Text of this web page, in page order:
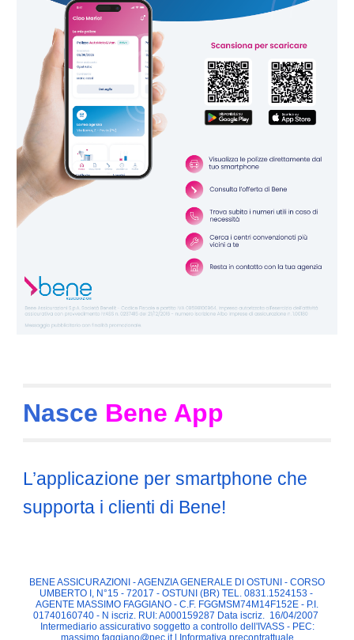
Nasce Bene App
L’applicazione per smartphone che
supporta i clienti di Bene!
BENE ASSICURAZIONI - AGENZIA GENERALE DI OSTUNI - CORSO
UMBERTO I, N°15 - 72017 - OSTUNI (BR) TEL. 0831.1524153 -
AGENTE MASSIMO FAGGIANO - C.F. FGGMSM74M14F152E - P.I.
01740160740 - N iscriz. RUI: A000159287 Data iscriz. 16/04/2007
Intermediario assicurativo soggetto a controllo dell'IVASS - PEC:
massimo.faggiano@pec.it| Informativa precontrattuale